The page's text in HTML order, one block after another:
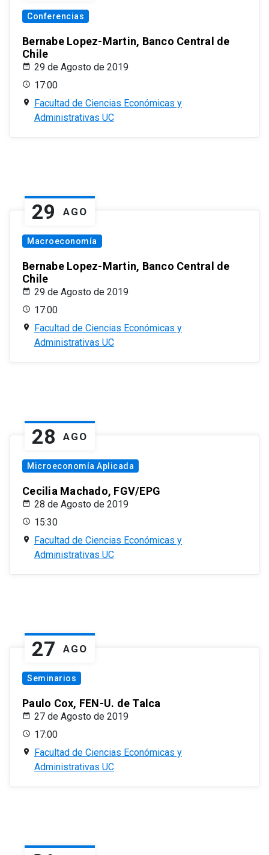
Conferencias
Bernabe Lopez-Martin, Banco Central de
Chile
29 de Agosto de 2019
17:00
Facultad de Ciencias Económicas y
Administrativas UC
29 AGO
Macroeconomía
Bernabe Lopez-Martin, Banco Central de
Chile
29 de Agosto de 2019
17:00
Facultad de Ciencias Económicas y
Administrativas UC
28 AGO
Microeconomía Aplicada
Cecilia Machado, FGV/EPG
28 de Agosto de 2019
15:30
Facultad de Ciencias Económicas y
Administrativas UC
27 AGO
Seminarios
Paulo Cox, FEN-U. de Talca
27 de Agosto de 2019
17:00
Facultad de Ciencias Económicas y
Administrativas UC